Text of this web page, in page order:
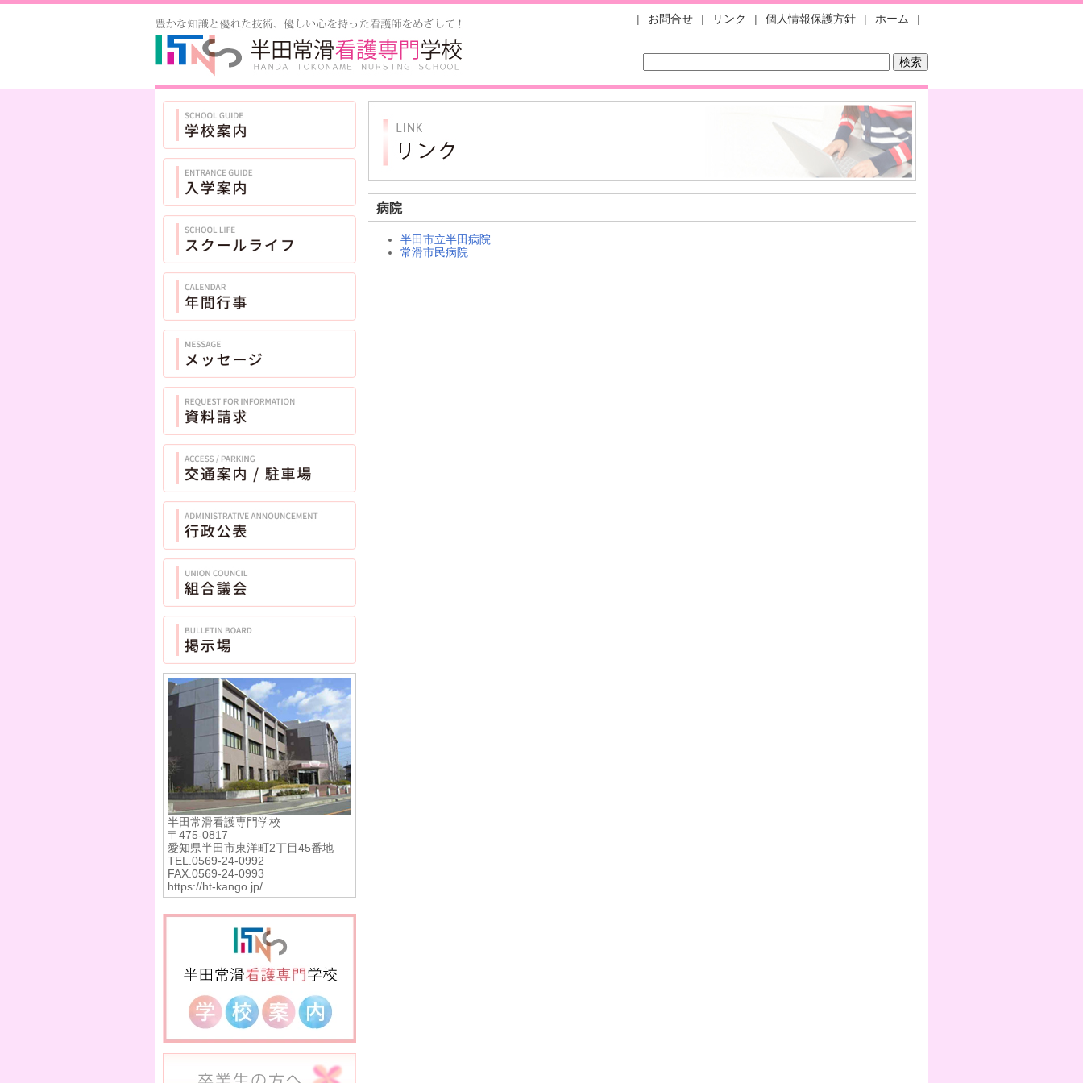
| ホーム |
| 個人情報保護方針
| リンク
| お問合せ
病院
半田市立半田病院
常滑市民病院
半田常滑看護専門学校
〒475-0817
愛知県半田市東洋町2丁目45番地
TEL.0569-24-0992
FAX.0569-24-0993
https://ht-kango.jp/